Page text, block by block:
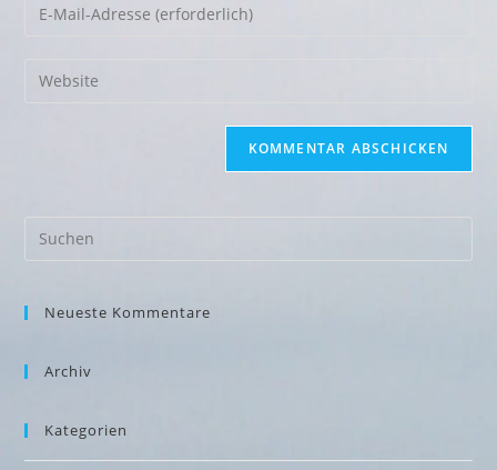
Neueste Kommentare
Archiv
Kategorien